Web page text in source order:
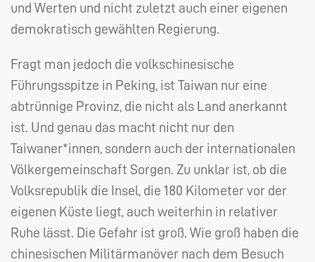
und Werten und nicht zuletzt auch einer eigenen
demokratisch gewählten Regierung.
Fragt man jedoch die volkschinesische
Führungsspitze in Peking, ist Taiwan nur eine
abtrünnige Provinz, die nicht als Land anerkannt
ist. Und genau das macht nicht nur den
Taiwaner*innen, sondern auch der internationalen
Völkergemeinschaft Sorgen. Zu unklar ist, ob die
Volksrepublik die Insel, die 180 Kilometer vor der
eigenen Küste liegt, auch weiterhin in relativer
Ruhe lässt. Die Gefahr ist groß. Wie groß haben die
chinesischen Militärmanöver nach dem Besuch